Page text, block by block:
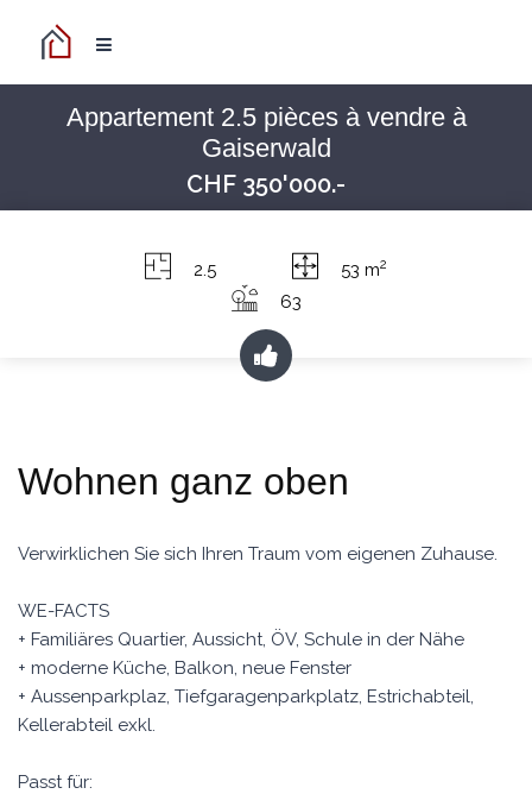
Appartement 2.5 pièces à vendre à
Gaiserwald
CHF 350'000.-
2.5 53 m2
63
Wohnen ganz oben
Verwirklichen Sie sich Ihren Traum vom eigenen Zuhause.
WE-FACTS
+ Familiäres Quartier, Aussicht, ÖV, Schule in der Nähe
+ moderne Küche, Balkon, neue Fenster
+ Aussenparkplaz, Tiefgaragenparkplatz, Estrichabteil,
Kellerabteil exkl.
Passt für: